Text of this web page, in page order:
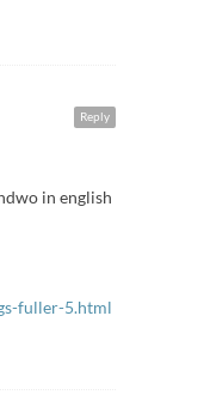
Reply
in english
fuller-5.html